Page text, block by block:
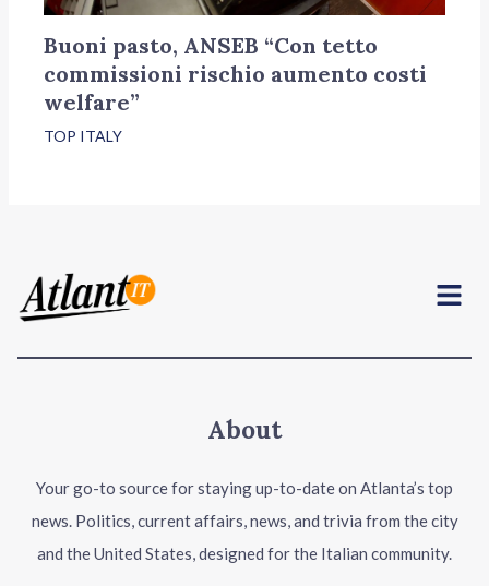
Buoni pasto, ANSEB “Con tetto
commissioni rischio aumento costi
welfare”
TOP ITALY
Menu
About
Your go-to source for staying up-to-date on Atlanta’s top
news. Politics, current affairs, news, and trivia from the city
and the United States, designed for the Italian community.